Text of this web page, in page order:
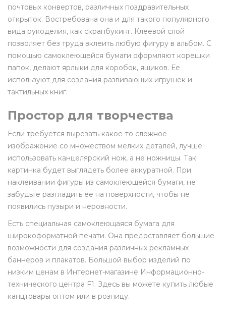
почтовых конвертов, различных поздравительных
открыток. Востребована она и для такого популярного
вида рукоделия, как скрапбукинг. Клеевой слой
позволяет без труда вклеить любую фигуру в альбом. С
помощью самоклеющейся бумаги оформляют корешки
папок, делают ярлыки для коробок, ящиков. Ее
используют для создания развивающих игрушек и
тактильных книг.
Простор для творчества
Если требуется вырезать какое-то сложное
изображение со множеством мелких деталей, лучше
использовать канцелярский нож, а не ножницы. Так
картинка будет выглядеть более аккуратной. При
наклеивании фигуры из самоклеющейся бумаги, не
забудьте разгладить ее на поверхности, чтобы не
появились пузыри и неровности.
Есть специальная самоклеющаяся бумага для
широкоформатной печати. Она предоставляет большие
возможности для создания различных рекламных
баннеров и плакатов. Большой выбор изделий по
низким ценам в Интернет-магазине Информационно-
технического центра F1. Здесь вы можете купить любые
канцтовары оптом или в розницу.